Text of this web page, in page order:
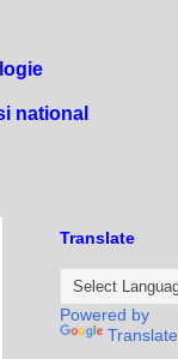
national
Translate
Powered by
Translate